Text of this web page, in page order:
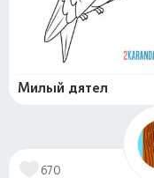
Милый дятел
670